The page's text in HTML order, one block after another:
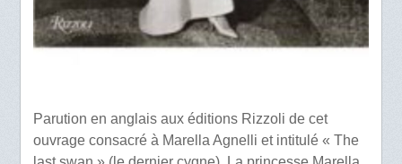
Parution en anglais aux éditions Rizzoli de cet
ouvrage consacré à Marella Agnelli et intitulé « The